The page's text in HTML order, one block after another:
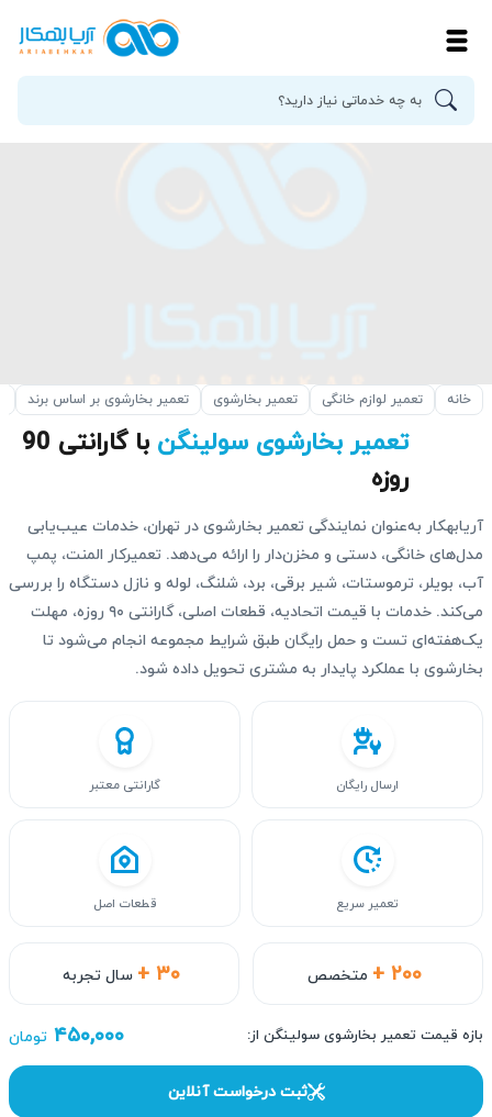
خانه تعمیر لوازم خانگی تعمیر بخارشوی تعمیر بخارشوی بر اساس برند
تعمیر بخارشوی سولینگن
با گارانتی 90
روزه
آریابهکار به‌عنوان نمایندگی تعمیر بخارشوی در تهران، خدمات عیب‌یابی
مدل‌های خانگی، دستی و مخزن‌دار را ارائه می‌دهد. تعمیرکار المنت، پمپ
آب، بویلر، ترموستات، شیر برقی، برد، شلنگ، لوله و نازل دستگاه را بررسی
می‌کند. خدمات با قیمت اتحادیه، قطعات اصلی، گارانتی ۹۰ روزه، مهلت
یک‌هفته‌ای تست و حمل رایگان طبق شرایط مجموعه انجام می‌شود تا
بخارشوی با عملکرد پایدار به مشتری تحویل داده شود.
+ ۲۰۰ متخصص + ۳۰ سال تجربه
ارسال رایگان گارانتی معتبر
تعمیر سریع قطعات اصل
بازه قیمت تعمیر بخارشوی سولینگن از: ۴۵۰,۰۰۰ تومان
ثبت درخواست آنلاین